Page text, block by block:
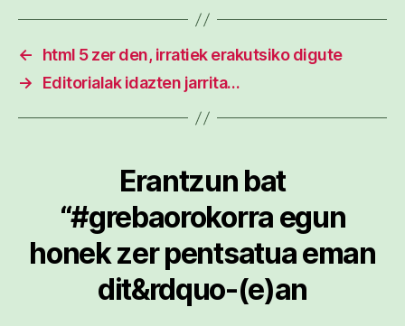
←
html 5 zer den, irratiek erakutsiko digute
→
Editorialak idazten jarrita…
Erantzun bat
“#grebaorokorra egun
honek zer pentsatua eman
dit&rdquo-(e)an